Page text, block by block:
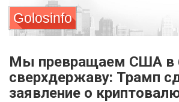
Golosinfo
Мы превращаем США в
сверхдержаву: Трамп
заявление о